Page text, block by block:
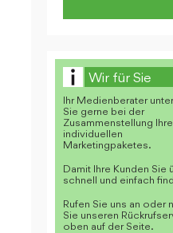
Wir für Sie
Ihr Medienberater
Sie gerne bei der
Zusammenstellung
individuellen
Marketingpaketes.
Damit Ihre Kunden Sie
schnell und einfach
Rufen Sie uns an oder
Sie unseren
oben auf der Seite.